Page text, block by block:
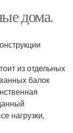
дома.
из отдельных
балок
нагрузки,